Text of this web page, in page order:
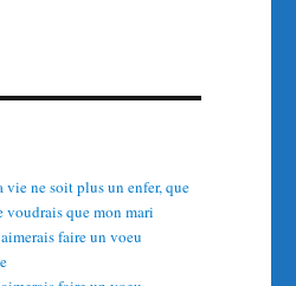
vie ne soit plus un enfer, que
voudrais que mon mari
faire un voeu